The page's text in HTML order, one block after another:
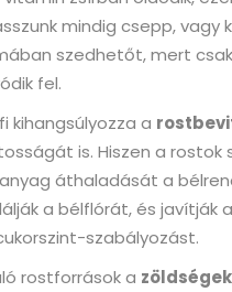
mindig csepp, vagy
szedhetőt, mert
fel.
kihangsúlyozza a
is. Hiszen a rostok
áthaladását a
a bélflórát, és javítják a
szabályozást.
rostforrások a